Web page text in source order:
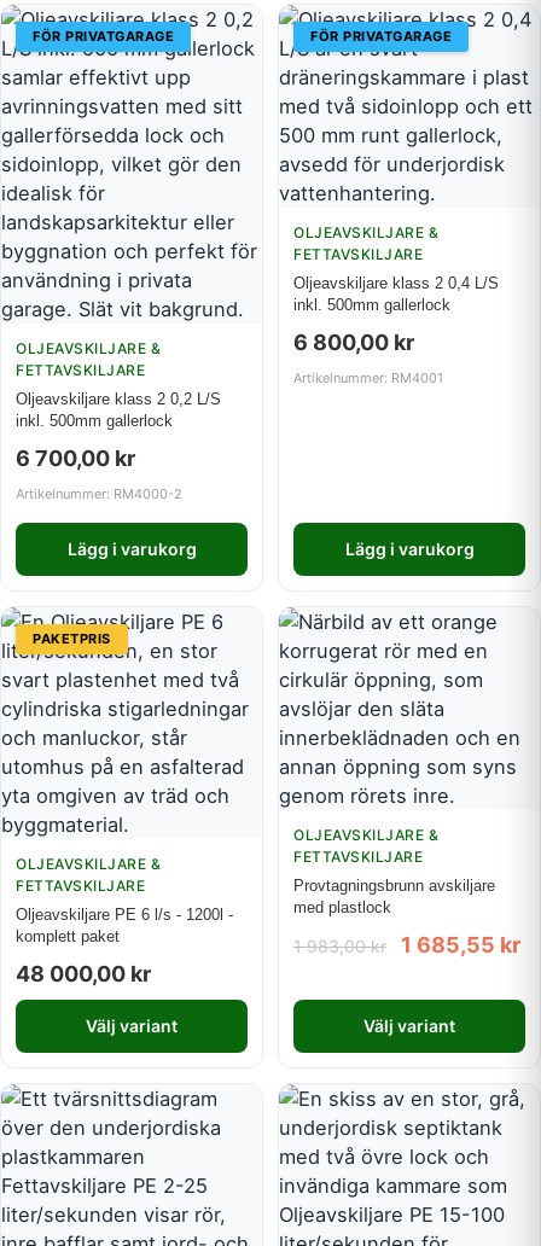
FÖR PRIVATGARAGE
OLJEAVSKILJARE &
FETTAVSKILJARE
Oljeavskiljare klass 2 0,2 L/S
inkl. 500mm gallerlock
6 700,00 kr
Artikelnummer: RM4000-2
Lägg i varukorg
FÖR PRIVATGARAGE
OLJEAVSKILJARE &
FETTAVSKILJARE
Oljeavskiljare klass 2 0,4 L/S
inkl. 500mm gallerlock
6 800,00 kr
Artikelnummer: RM4001
Lägg i varukorg
PAKETPRIS
OLJEAVSKILJARE &
FETTAVSKILJARE
Oljeavskiljare PE 6 l/s - 1200l -
komplett paket
48 000,00 kr
Välj variant
OLJEAVSKILJARE &
FETTAVSKILJARE
Provtagningsbrunn avskiljare
med plastlock
1 983,00kr 1 685,55 kr
Välj variant